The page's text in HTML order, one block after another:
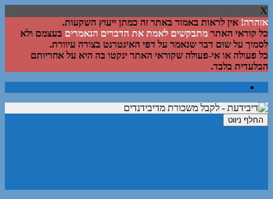
X
אזהרה! אין לראות באמור באתר זה כמתן ייעוץ השקעות.
כל קוראי האתר מתבקשים לאמת את הדברים הנאמרים בעצמם ולא
לסמוך על שום דבר שנאמר על דפי האינטרנט בצורה עיוורת.
כל פעולה או אי-פעולה שקוראי האתר ינקטו בה היא על אחריותם
הבלעדית בלבד.
החלף ניווט